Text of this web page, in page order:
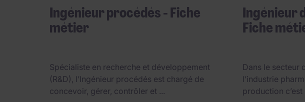
Ingénieur procédés - Fiche
métier
Spécialiste en recherche et développement
(R&D), l’Ingénieur procédés est chargé de
concevoir, gérer, contrôler et ...
Ingénieur
Fiche
Dans le secteur
l’industrie
production c’est